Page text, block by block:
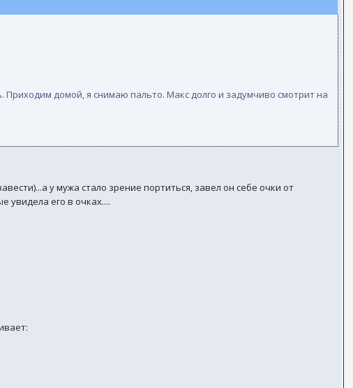
домой, я снимаю пальто. Макс долго и задумчиво смотрит на
у мужа стало зрение портиться, завел он себе очки от
увидела его в очках....